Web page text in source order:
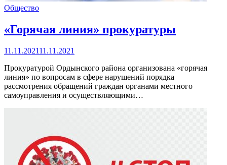
Общество
«Горячая линия» прокуратуры
11.11.202111.11.2021
Прокуратурой Ордынского района организована «горячая
линия» по вопросам в сфере нарушений порядка
рассмотрения обращений граждан органами местного
самоуправления и осуществляющими…